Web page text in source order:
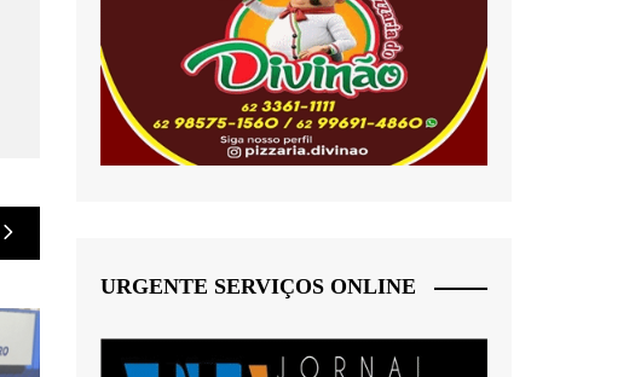
URGENTE SERVIÇOS ONLINE